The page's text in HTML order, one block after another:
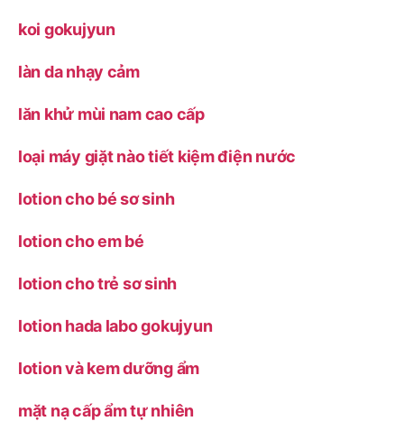
koi gokujyun
làn da nhạy cảm
lăn khử mùi nam cao cấp
loại máy giặt nào tiết kiệm điện nước
lotion cho bé sơ sinh
lotion cho em bé
lotion cho trẻ sơ sinh
lotion hada labo gokujyun
lotion và kem dưỡng ẩm
mặt nạ cấp ẩm tự nhiên